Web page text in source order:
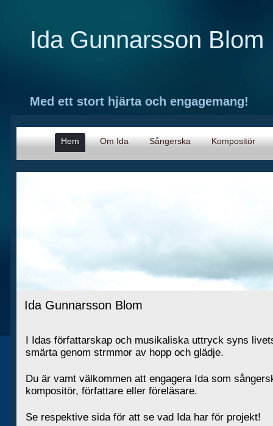
Ida
Med ett stort hjärta och engagemang!
Hem Om Ida Sångerska Kompositör
Ida Gunnarsson Blom
I Idas författarskap och musikaliska uttryck syns
smärta genom strmmor av hopp och glädje.
Du är vamt välkommen att engagera Ida som
kompositör, författare eller föreläsare.
Se respektive sida för att se vad Ida har för projekt!